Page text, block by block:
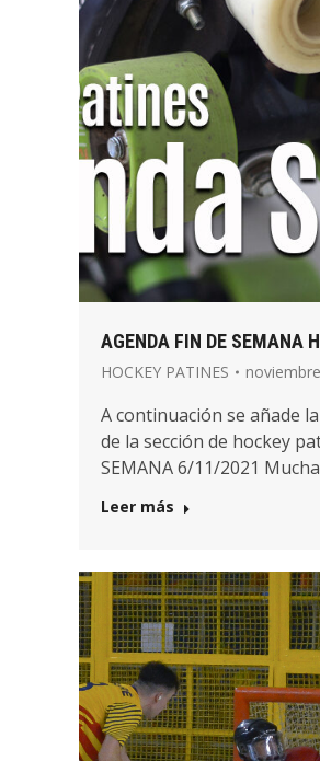
AGENDA FIN DE SEMANA
HOCKEY PATINES
A continuación se añade
de la sección de hockey
SEMANA 6/11/2021
Leer más